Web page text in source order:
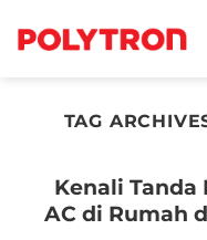
TAG
Kenali Tanda
AC di Rumah